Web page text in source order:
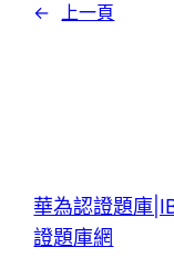
← 上一頁
華為認證題庫
證題庫網